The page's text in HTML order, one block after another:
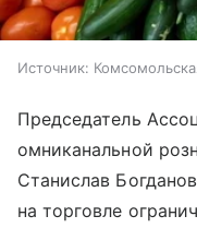
Источник:
Председатель
омниканальной
Станислав
на торговле